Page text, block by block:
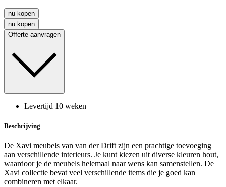
nu kopen
nu kopen
Offerte aanvragen
Levertijd 10 weken
Beschrijving
De Xavi meubels van van der Drift zijn een prachtige toevoeging
aan verschillende interieurs. Je kunt kiezen uit diverse kleuren hout,
waardoor je de meubels helemaal naar wens kan samenstellen. De
Xavi collectie bevat veel verschillende items die je goed kan
combineren met elkaar.